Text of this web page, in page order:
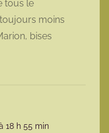
tous le
moins
bises
18 h 55 min